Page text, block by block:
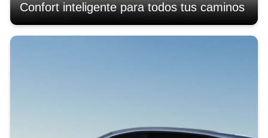
Confort inteligente para todos tus caminos